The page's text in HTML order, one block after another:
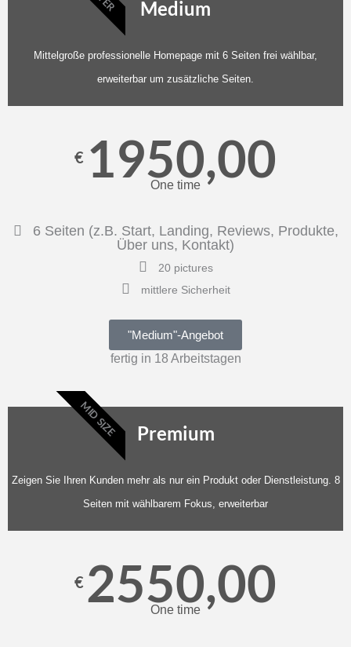
Medium
Mittelgroße professionelle Homepage mit 6 Seiten frei wählbar,
erweiterbar um zusätzliche Seiten.
€ 1950,00
One time
6 Seiten (z.B. Start, Landing, Reviews, Produkte,
Über uns, Kontakt)
20 pictures
mittlere Sicherheit
"Medium"-Angebot
fertig in 18 Arbeitstagen
MID SIZE Premium
Zeigen Sie Ihren Kunden mehr als nur ein Produkt oder Dienstleistung. 8
Seiten mit wählbarem Fokus, erweiterbar
€ 2550,00
One time